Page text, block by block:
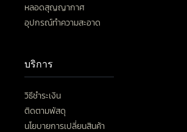
หลอดสุญญากาศ
อุปกรณ์ทำความสะอาด
บริการ
วิธีชำระเงิน
ติดตามพัสดุ
นโยบายการเปลี่ยนสินค้า